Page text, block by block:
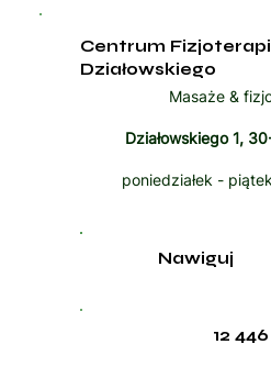
Centrum
Działowskiego
Masaże &
Działowskiego 1,
poniedziałek - piątek
12
Nawiguj